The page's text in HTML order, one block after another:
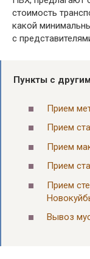
стоимость
какой
с
Пункты с
Прием
Прием
Прием
Прием
Прием
Вывоз